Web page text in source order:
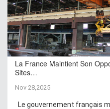
La France Maintient Son
Sites…
Nov 28,2025
Le gouvernement français